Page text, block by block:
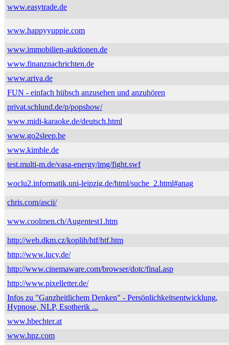
www.easytrade.de
www.happyyuppie.com
www.immobilien-auktionen.de
www.finanznachrichten.de
www.ariva.de
FUN - einfach hübsch anzusehen und anzuhören
privat.schlund.de/p/popshow/
www.midi-karaoke.de/deutsch.html
www.go2sleep.be
www.kimble.de
test.multi-m.de/vasa-energy/img/fight.swf
woclu2.informatik.uni-leipzig.de/html/suche_2.html#anag
chris.com/ascii/
www.coolmen.ch/Augentest1.htm
http://web.dkm.cz/koplih/htf/htf.htm
http://www.lucy.de/
http://www.cinemaware.com/browser/dotc/final.asp
http://www.pixelletter.de/
Infos zu "Ganzheitlichem Denken" - Persönlichkeitsentwicklung,
Hypnose, NLP, Esotherik ...
www.hbechter.at
www.hpz.com